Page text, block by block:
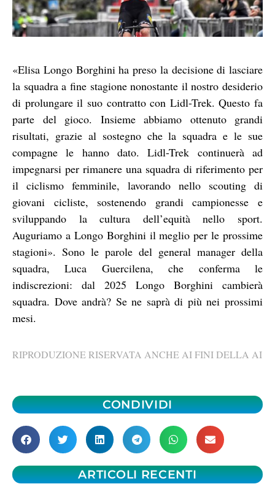
«Elisa Longo Borghini ha preso la decisione di lasciare
la squadra a fine stagione nonostante il nostro desiderio
di prolungare il suo contratto con Lidl-Trek. Questo fa
parte del gioco. Insieme abbiamo ottenuto grandi
risultati, grazie al sostegno che la squadra e le sue
compagne le hanno dato. Lidl-Trek continuerà ad
impegnarsi per rimanere una squadra di riferimento per
il ciclismo femminile, lavorando nello scouting di
giovani cicliste, sostenendo grandi campionesse e
sviluppando la cultura dell’equità nello sport.
Auguriamo a Longo Borghini il meglio per le prossime
stagioni». Sono le parole del general manager della
squadra, Luca Guercilena, che conferma le
indiscrezioni: dal 2025 Longo Borghini cambierà
squadra. Dove andrà? Se ne saprà di più nei prossimi
mesi.
RIPRODUZIONE RISERVATA ANCHE AI FINI DELLA AI
CONDIVIDI
ARTICOLI RECENTI